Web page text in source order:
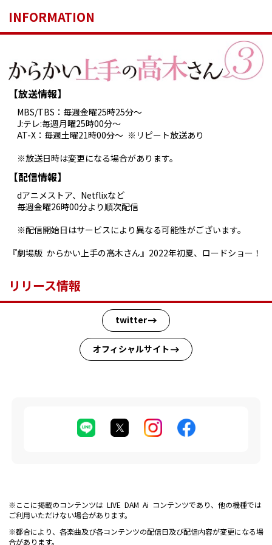
INFORMATION
【放送情報】
MBS/TBS：毎週金曜25時25分～
J:テレ:毎週月曜25時00分～
AT-X：毎週土曜21時00分～ ※リピート放送あり
※放送日時は変更になる場合があります。
【配信情報】
dアニメストア、Netflixなど
毎週金曜26時00分より順次配信
※配信開始日はサービスにより異なる可能性がございます。
『劇場版 からかい上手の高木さん』2022年初夏、ロードショー！
リリース情報
twitter
オフィシャルサイト
※ここに掲載のコンテンツは LIVE DAM Ai コンテンツであり、他の機種では
ご利用いただけない場合があります。
※都合により、各楽曲及び各コンテンツの配信日及び配信内容が変更になる場
合があります。